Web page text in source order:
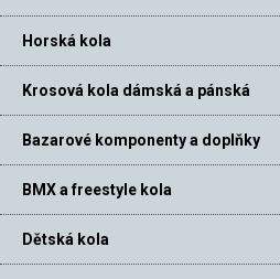
Horská kola
Krosová kola dámská a pánská
Bazarové komponenty a doplňky
BMX a freestyle kola
Dětská kola